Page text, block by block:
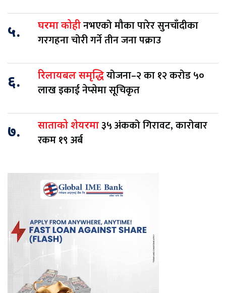
५. घरमा कोहीनभएको मौका पारेर सुनचाँदीका
गरगहना चोरी गर्ने तीन जना पक्राउ
६. रिलायबल समृद्धियोजना–२ का १२ करोड ५०
लाख इकाई नेप्सेमा सूचिकृत
७. साताको शेयरमा३५ अंकको गिरावट, कारोबार
रकम १९ अर्ब